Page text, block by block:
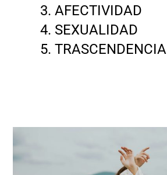
AFECTIVIDAD
SEXUALIDAD
TRASCENDENCIA